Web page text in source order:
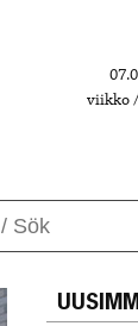
viikko